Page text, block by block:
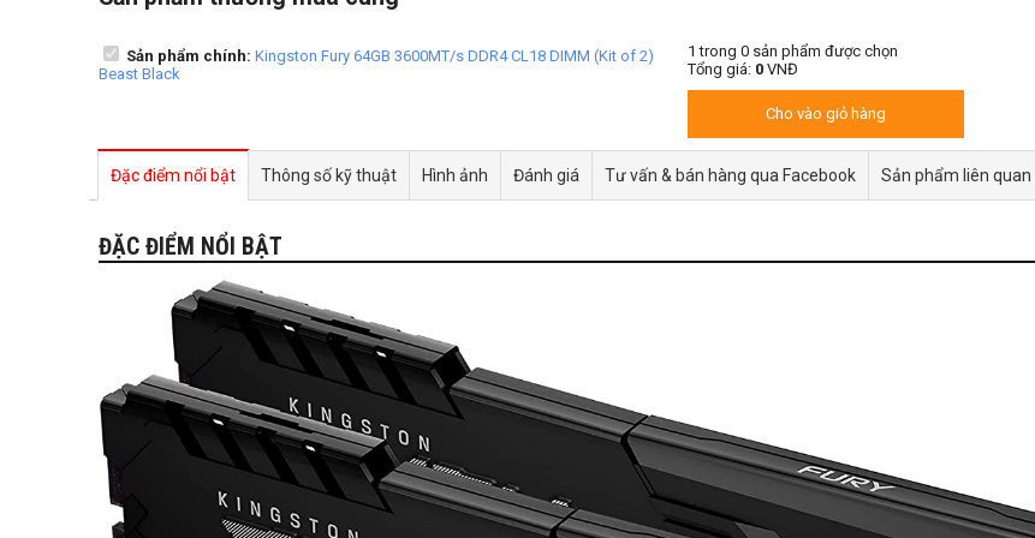
Sản phẩm chính: Kingston Fury 64GB 3600MT/s DDR4 CL18 DIMM (Kit of 2)
Beast Black
1 trong 0 sản phẩm được chọn
Tổng giá: 0 VNĐ
Cho vào giỏ hàng
Đặc điểm nổi bật Thông số kỹ thuật Hình ảnh Đánh giá Tư vấn & bán hàng qua Facebook Sản phẩm liên quan
ĐẶC ĐIỂM NỔI BẬT